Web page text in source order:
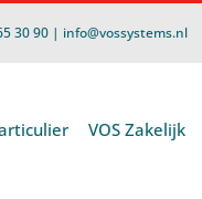
30 90 | info@vossystems.nl
VOS Zakelijk